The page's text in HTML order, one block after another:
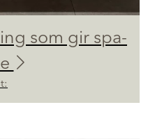
som gir spa-